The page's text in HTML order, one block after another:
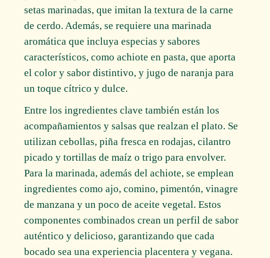
setas marinadas, que imitan la textura de la carne
de cerdo. Además, se requiere una marinada
aromática que incluya especias y sabores
característicos, como achiote en pasta, que aporta
el color y sabor distintivo, y jugo de naranja para
un toque cítrico y dulce.
Entre los ingredientes clave también están los
acompañamientos y salsas que realzan el plato. Se
utilizan cebollas, piña fresca en rodajas, cilantro
picado y tortillas de maíz o trigo para envolver.
Para la marinada, además del achiote, se emplean
ingredientes como ajo, comino, pimentón, vinagre
de manzana y un poco de aceite vegetal. Estos
componentes combinados crean un perfil de sabor
auténtico y delicioso, garantizando que cada
bocado sea una experiencia placentera y vegana.